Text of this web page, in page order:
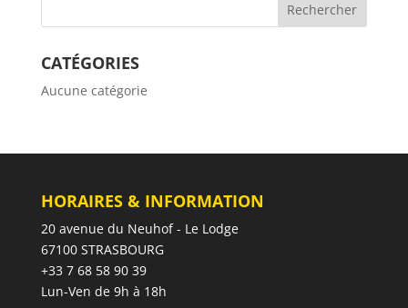
CATÉGORIES
Aucune catégorie
HORAIRES & INFORMATION
20 avenue du Neuhof - Le Lodge
67100 STRASBOURG
+33 7 68 58 90 39
Lun-Ven de 9h à 18h